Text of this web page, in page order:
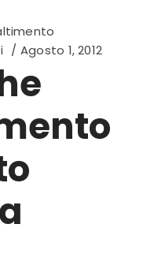
Agosto 1, 2012